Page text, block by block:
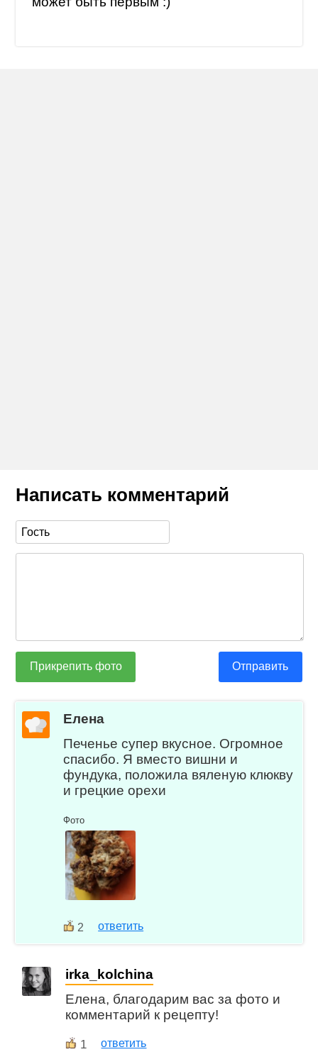
Написать комментарий
Прикрепить фото Отправить
Елена
Печенье супер вкусное. Огромное
спасибо. Я вместо вишни и
фундука, положила вяленую клюкву
и грецкие орехи
Фото
2 ответить
irka_kolchina
Елена, благодарим вас за фото и
комментарий к рецепту!
1 ответить